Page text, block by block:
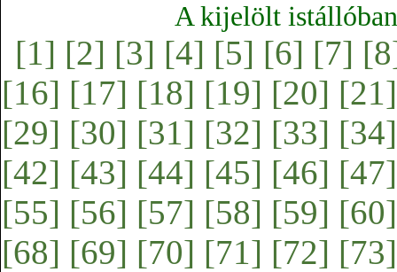
A kijelölt
[1] [2] [3] [4] [5] [6] [7]
[16] [17] [18] [19] [20] [21]
[29] [30] [31] [32] [33] [34]
[42] [43] [44] [45] [46] [47]
[55] [56] [57] [58] [59] [60]
[68] [69] [70] [71] [72] [73]